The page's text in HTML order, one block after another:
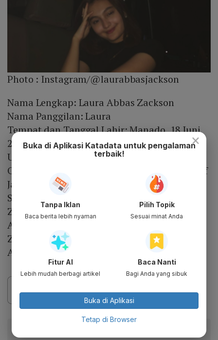
Photo : Instagram/@laurabbasjackson
Nama Lengkap: Laura Abbas Zackson
Nama Panggilan: Laura
Tempat dan Tanggal Lahir: Manado, 18 Juni
2004
Umur: 16 Tahun
Orang tua: Charles Abbas Jackson (ayah), Nof
Jackson (ibu)
Saudara: David Abbas Jackson (kakak) dan
Zoe Abbas Jackson (kakak)
Agama: Islam
Zodiak: Gemini
Akun Instagram: @laurabbasjackson
×
Buka di Aplikasi Katadata untuk pengalaman
terbaik!
Tanpa Iklan
Baca berita lebih nyaman
Pilih Topik
Sesuai minat Anda
Fitur AI
Lebih mudah berbagi artikel
Baca Nanti
Bagi Anda yang sibuk
Buka di Aplikasi
Tetap di Browser